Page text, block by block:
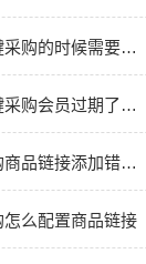
使用虎观一键采购的时候需要绑定虾皮店铺吗
虎观虾皮一键采购会员过期了怎么续费
虎观一键采购商品链接添加错误怎么办
么配置商品链接